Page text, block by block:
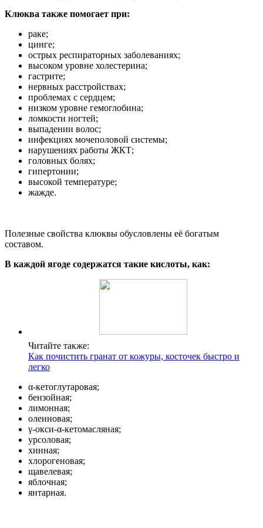
Клюква также помогает при:
раке;
цинге;
острых респираторных заболеваниях;
высоком уровне холестерина;
гастрите;
нервных расстройствах;
проблемах с сердцем;
низком уровне гемоглобина;
ломкости ногтей;
выпадении волос;
инфекциях мочеполовой системы;
нарушениях работы ЖКТ;
головных болях;
гипертонии;
высокой температуре;
жажде.
Полезные свойства клюквы обусловлены её богатым
составом.
В каждой ягоде содержатся такие кислоты, как:
Читайте также:
Как почистить гранат от кожуры, косточек быстро и
легко
α-кетоглутаровая;
бензойная;
лимонная;
олеиновая;
γ-окси-α-кетомасляная;
урсоловая;
хинная;
хлорогеновая;
щавелевая;
яблочная;
янтарная.